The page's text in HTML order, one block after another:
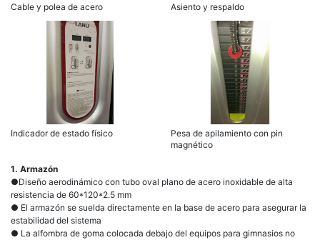
Cable y polea de acero Asiento y respaldo
Indicador de estado físico
Pesa de apilamiento con pin
magnético
1. Armazón
●Diseño aerodinámico con tubo oval plano de acero inoxidable de alta
resistencia de 60*120*2.5 mm
● El armazón se suelda directamente en la base de acero para asegurar la
estabilidad del sistema
● La alfombra de goma colocada debajo del equipos para gimnasios no